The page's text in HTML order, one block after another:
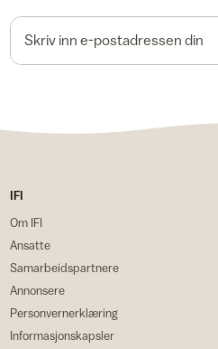
IFI
Om IFI
Ansatte
Samarbeidspartnere
Annonsere
Personvernerklæring
Informasjonskapsler